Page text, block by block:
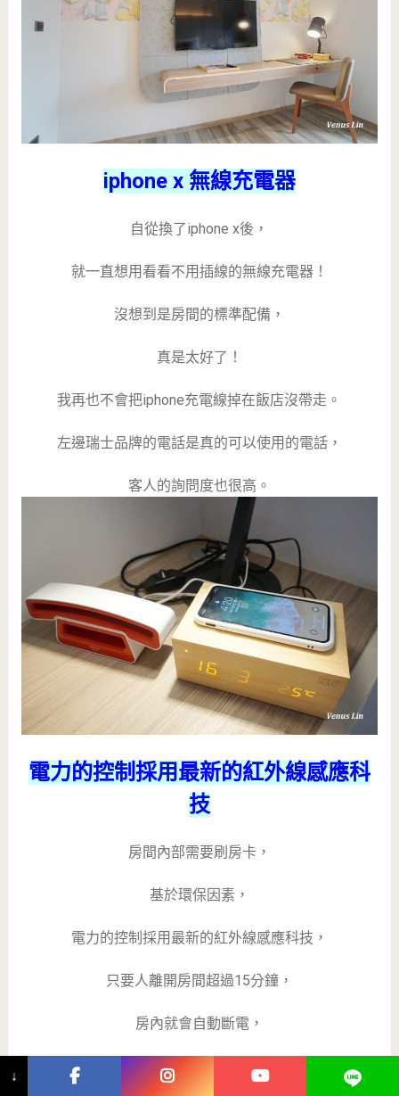
iphone x 無線充電器
自從換了iphone x後，
就一直想用看看不用插線的無線充電器！
沒想到是房間的標準配備，
真是太好了！
我再也不會把iphone充電線掉在飯店沒帶走。
左邊瑞士品牌的電話是真的可以使用的電話，
客人的詢問度也很高。
電力的控制採用最新的紅外線感應科
技
房間內部需要刷房卡，
基於環保因素，
電力的控制採用最新的紅外線感應科技，
只要人離開房間超過15分鐘，
房內就會自動斷電，
再也不會出現客人離開房間，
↓